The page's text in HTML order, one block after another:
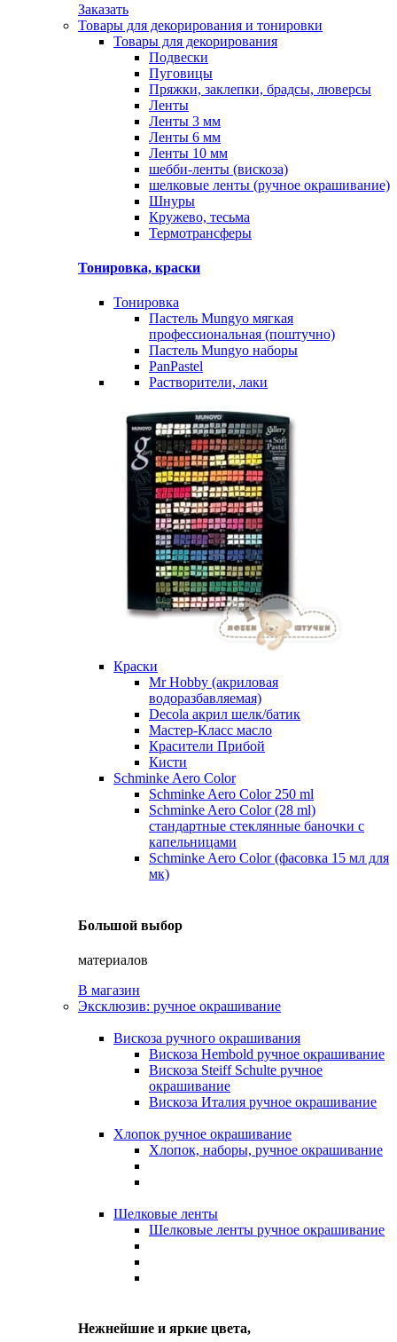
Заказать
Товары для декорирования и тонировки
Товары для декорирования
Подвески
Пуговицы
Пряжки, заклепки, брадсы, люверсы
Ленты
Ленты 3 мм
Ленты 6 мм
Ленты 10 мм
шебби-ленты (вискоза)
шелковые ленты (ручное окрашивание)
Шнуры
Кружево, тесьма
Термотрансферы
Тонировка, краски
Тонировка
Пастель Mungyo мягкая
профессиональная (поштучно)
Пастель Mungyo наборы
PanPastel
Растворители, лаки
Краски
Mr Hobby (акриловая
водоразбавляемая)
Decola акрил шелк/батик
Мастер-Класс масло
Красители Прибой
Кисти
Schminke Aero Color
Schminke Aero Color 250 ml
Schminke Aero Color (28 ml)
стандартные стеклянные баночки с
капельницами
Schminke Aero Color (фасовка 15 мл для
мк)
Большой выбор
материалов
В магазин
Эксклюзив: ручное окрашивание
Вискоза ручного окрашивания
Вискоза Hembold ручное окрашивание
Вискоза Steiff Schulte ручное
окрашивание
Вискоза Италия ручное окрашивание
Хлопок ручное окрашивание
Хлопок, наборы, ручное окрашивание
Шелковые ленты
Шелковые ленты ручное окрашивание
Нежнейшие и яркие цвета,